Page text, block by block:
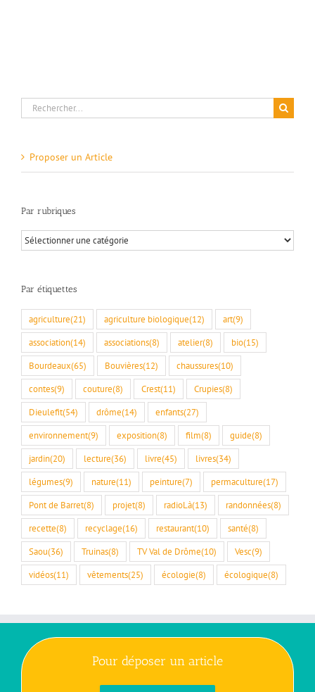
Rechercher:
Proposer un Article
Par rubriques
Par
rubriques
Par étiquettes
agriculture(21) agriculture biologique(12) art(9)
association(14) associations(8) atelier(8) bio(15)
Bourdeaux(65) Bouvières(12) chaussures(10)
contes(9) couture(8) Crest(11) Crupies(8)
Dieulefit(54) drôme(14) enfants(27)
environnement(9) exposition(8) film(8) guide(8)
jardin(20) lecture(36) livre(45) livres(34)
légumes(9) nature(11) peinture(7) permaculture(17)
Pont de Barret(8) projet(8) radioLà(13) randonnées(8)
recette(8) recyclage(16) restaurant(10) santé(8)
Saou(36) Truinas(8) TV Val de Drôme(10) Vesc(9)
vidéos(11) vêtements(25) écologie(8) écologique(8)
Pour déposer un article